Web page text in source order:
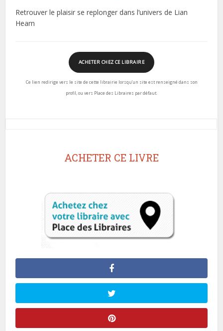
Retrouver le plaisir se replonger dans l’univers de Lian
Hearn
ACHETER CHEZ CE LIBRAIRE
Ce lien redirige vers le site de cette librairie lorsqu’un site est renseigné dans son
profil, ou vers Place des Libraires par défaut.
ACHETER CE LIVRE